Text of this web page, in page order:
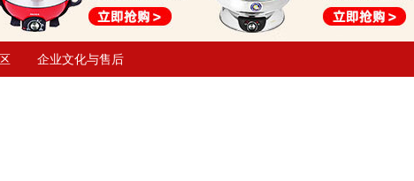
企业文化与售后